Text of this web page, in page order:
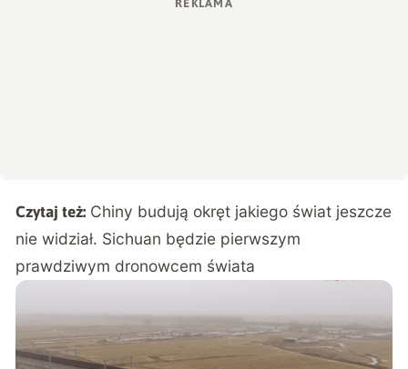
Czytaj też: Chiny budują okręt jakiego świat jeszcze
nie widział. Sichuan będzie pierwszym
prawdziwym dronowcem świata